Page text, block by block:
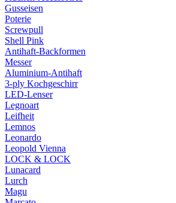
Gusseisen
Poterie
Screwpull
Shell Pink
Antihaft-Backformen
Messer
Aluminium-Antihaft
3-ply Kochgeschirr
LED-Lenser
Legnoart
Leifheit
Lemnos
Leonardo
Leopold Vienna
LOCK & LOCK
Lunacard
Lurch
Magu